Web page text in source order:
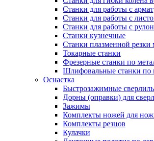
Станки для работы с
Станки для работы с
Станки для работы с
Станки кузнечные
Станки плазменной
Токарные станки
Фрезерные станки по
Шлифовальные станки по
Оснастка
Быстрозажимные
Дорны (оправки) для
Зажимы
Комплекты ножей для
Комплекты резцов
Кулачки